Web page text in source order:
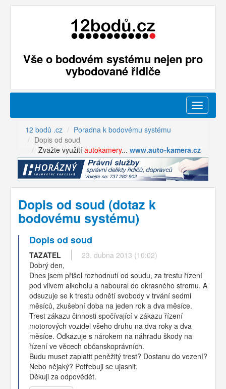
Vše o bodovém systému nejen pro
vybodované řidiče
Menu
12 bodů .cz
Poradna k bodovému systému
Dopis od soud
Zvažte využití autokamery... www.auto-kamera.cz
Dopis od soud (dotaz k
bodovému systému)
Dopis od soud
TAZATEL
23. dubna 2013 (10:02)
Dobrý den,
Dnes jsem přišel rozhodnutí od soudu, za trestu řízení
pod vlivem alkoholu a naboural do okrasného stromu. A
odsuzuje se k trestu odnětí svobody v trvání sedmi
měsíců, zkušební doba na jeden rok a dva měsíce.
Trest zákazu činnosti spočívající v zákazu řízení
motorových vozidel všeho druhu na dva roky a dva
měsíce. Odkazuje s nárokem na náhradu škody na
řízení ve věcech občanskoprávních.
Budu muset zaplatit peněžitý trest? Dostanu do vezení?
Nebo nějaký? Potřebuji se ujasnit.
Děkuji za odpovědět.